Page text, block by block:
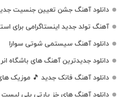
دانلود آهنگ جشن تعیین جنسیت
آهنگ تولد جدید اینستاگرامی برای
دانلود آهنگ سیستمی شوتی سوارا
دانلود جدیدترین آهنگ‌ های باشگاه
دانلود آهنگ فانک جدید 🎵 موزیک‌
دانلود آهنگ های خز پارتی پلی لیست دهه